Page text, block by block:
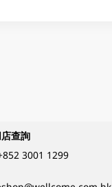
查詢
3001 1299